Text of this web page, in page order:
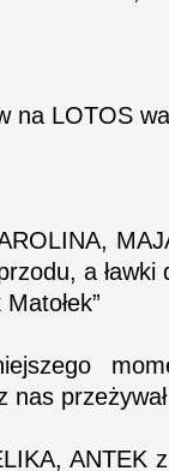
na LOTOS
a ławki
ANTEK